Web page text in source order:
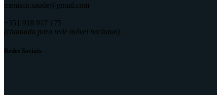
menisco.saude@gmail.com
+351 918 917 175
(chamada para rede móvel nacional)
Redes Sociais